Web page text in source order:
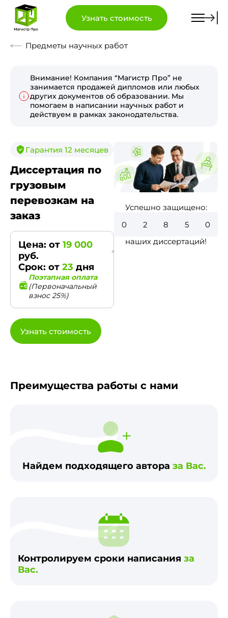
Узнать стоимость
Предметы научных работ
Внимание! Компания “Магистр Про” не
занимается продажей дипломов или любых
других документов об образовании. Мы
помогаем в написании научных работ и
действуем в рамках законодательства.
Гарантия 12 месяцев
Диссертация по
грузовым
перевозкам на
заказ
Цена: от 19 000
руб.
Срок: от 23 дня
Поэтапная оплата
(Первоначальный
взнос 25%)
Узнать стоимость
Успешно защищено:
4
7
2
3
0
наших диссертаций!
Преимущества работы с нами
Найдем подходящего автора за Вас.
Контролируем сроки написания за
Вас.